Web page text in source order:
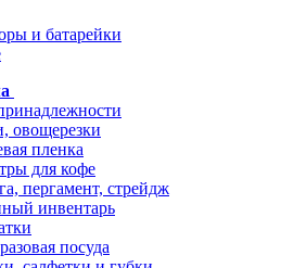
и батарейки
овощерезки
пленка
для кофе
пергамент, стрейдж
инвентарь
посуда